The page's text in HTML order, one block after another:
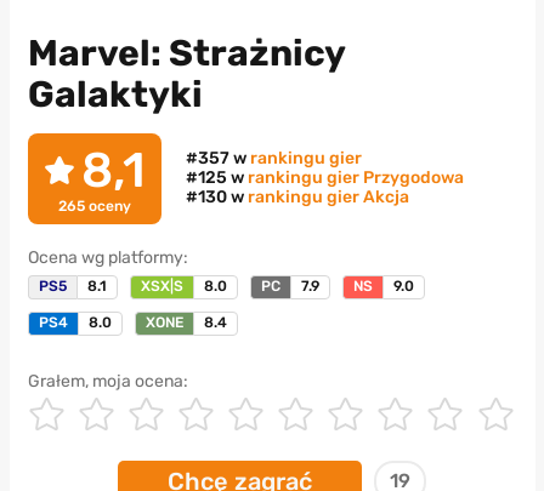
Marvel: Strażnicy
Galaktyki
8,1
265oceny
#357 w rankingu gier
#125 w rankingu gier Przygodowa
#130 w rankingu gier Akcja
Ocena wg platformy:
PS5 8.1 XSX|S 8.0 PC 7.9 NS 9.0
PS4 8.0 XONE 8.4
Grałem, moja ocena:
Chcę zagrać 19